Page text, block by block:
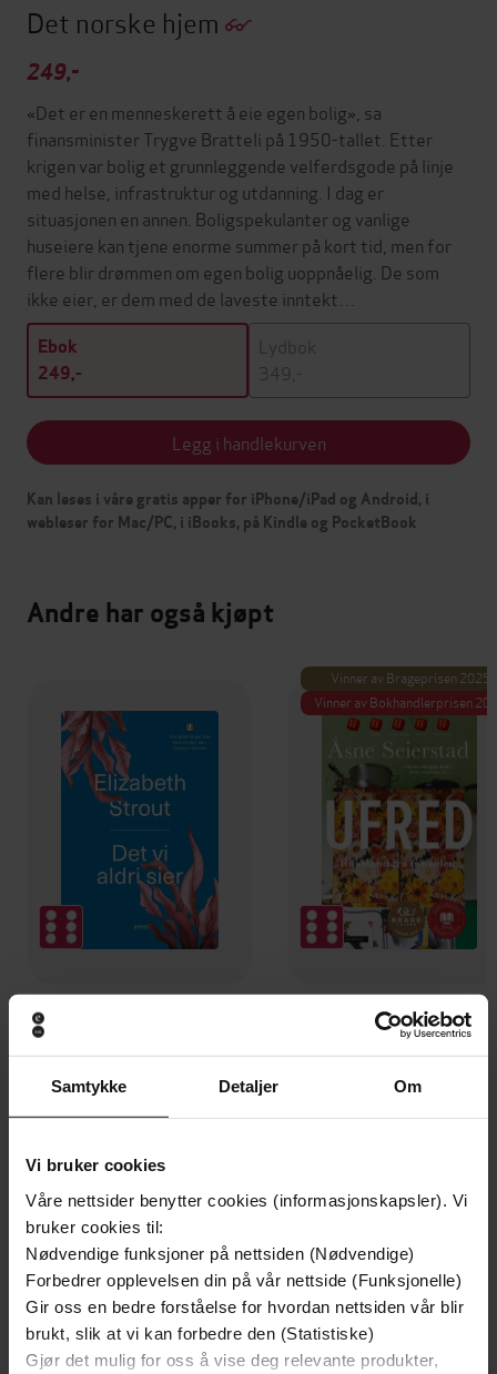
Samtykke Detaljer Om
Vi bruker cookies
Våre nettsider benytter cookies (informasjonskapsler). Vi
bruker cookies til:
Nødvendige funksjoner på nettsiden (Nødvendige)
Forbedrer opplevelsen din på vår nettside (Funksjonelle)
Gir oss en bedre forståelse for hvordan nettsiden vår blir
brukt, slik at vi kan forbedre den (Statistiske)
Gjør det mulig for oss å vise deg relevante produkter,
Det norske hjem
249,-
«Det er en menneskerett å eie egen bolig», sa
finansminister Trygve Bratteli på 1950-tallet. Etter
krigen var bolig et grunnleggende velferdsgode på linje
med helse, infrastruktur og utdanning. I dag er
situasjonen en annen. Boligspekulanter og vanlige
huseiere kan tjene enorme summer på kort tid, men for
flere blir drømmen om egen bolig uoppnåelig. De som
ikke eier, er dem med de laveste inntekt…
Ebok
249,-
Lydbok
349,-
Legg i handlekurven
Kan leses i våre gratis apper for iPhone/iPad og Android, i
webleser for Mac/PC, i iBooks, på Kindle og PocketBook
Andre har også kjøpt
EBOK
Vinner av Brageprisen 2025
Vinner av Bokhandlerprisen
349,-
Ufred
EBOK
Undertittel fra velferdsgode til spekulasjonsobjekt
Forfattere Hannah Gitmark(forfatter)
Forlag Res publica
Utgitt 07.08.2020